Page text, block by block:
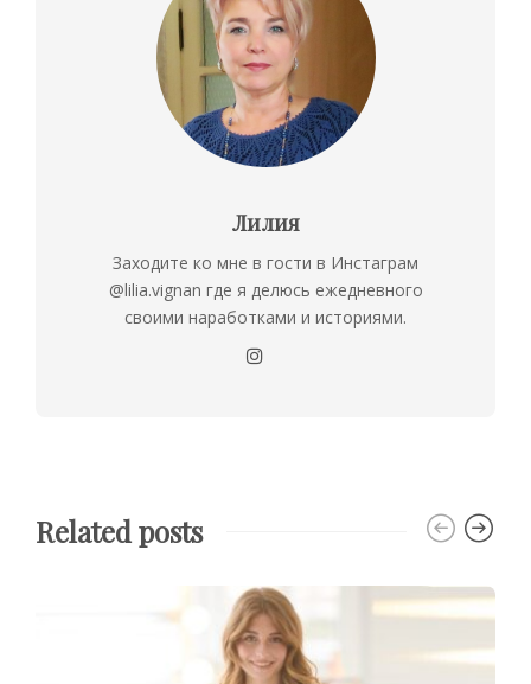
Лилия
Заходите ко мне в гости в Инстаграм
@lilia.vignan где я делюсь ежедневного
своими наработками и историями.
Related posts